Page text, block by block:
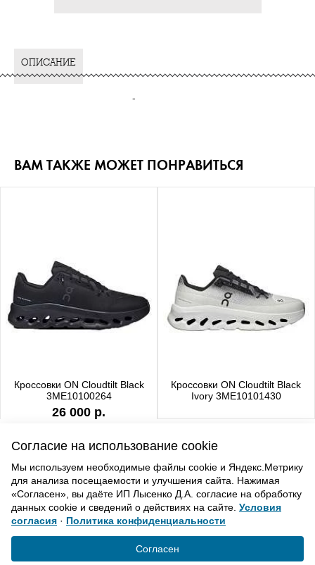
ОПИСАНИЕ
-
ВАМ ТАКЖЕ МОЖЕТ ПОНРАВИТЬСЯ
Кроссовки ON Cloudtilt Black
3ME10100264
26 000 р.
Кроссовки ON Cloudtilt Black
Ivory 3ME10101430
Согласие на использование cookie
Мы используем необходимые файлы cookie и Яндекс.Метрику
для анализа посещаемости и улучшения сайта. Нажимая
«Согласен», вы даёте ИП Лысенко Д.А. согласие на обработку
данных cookie и сведений о действиях на сайте. Условия
согласия · Политика конфиденциальности
Согласен